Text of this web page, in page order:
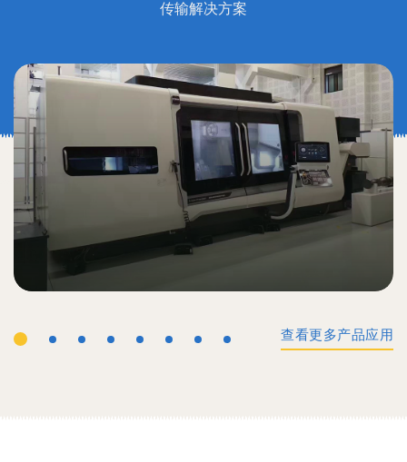
传输解决方案
查看更多产品应用